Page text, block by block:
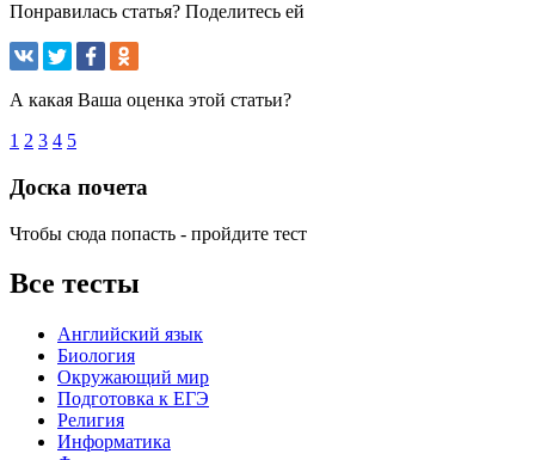
Понравилась статья? Поделитесь ей
А какая Ваша оценка этой статьи?
1 2 3 4 5
Доска почета
Чтобы сюда попасть - пройдите тест
Все тесты
Английский язык
Биология
Окружающий мир
Подготовка к ЕГЭ
Религия
Информатика